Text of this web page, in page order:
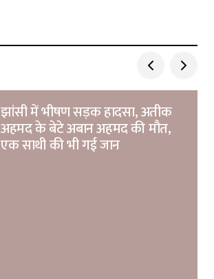
झांसी में भीषण सड़क हादसा, अतीक
अहमद के बेटे अबान अहमद की मौत,
एक साथी की भी गई जान